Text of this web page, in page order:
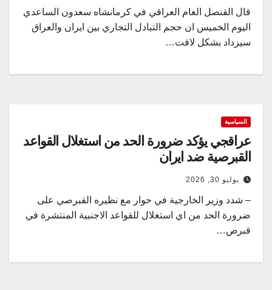
قال القنصل العام العراقي في كرمانشاه سعدون الساعدي
اليوم الخميس ان حجم التبادل التجاري بين ايران والعراق
سيزداد بشكل لافت…
السياسية
عراقجي يؤكد ضرورة الحد من استغلال القواعد
القبرصية ضد ايران
يوليو 30, 2026
– شدد وزير الخارجية في حوار مع نظيره القبرصي على
ضرورة الحد من اي استغلال للقواعد الاجنبية المنتشرة في
قبرص…